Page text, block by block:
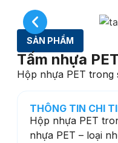
SẢN PHẨM
Tấm nhựa PET
Hộp nhựa PET trong
THÔNG TIN CHI
Hộp nhựa PET
nhựa PET – loại